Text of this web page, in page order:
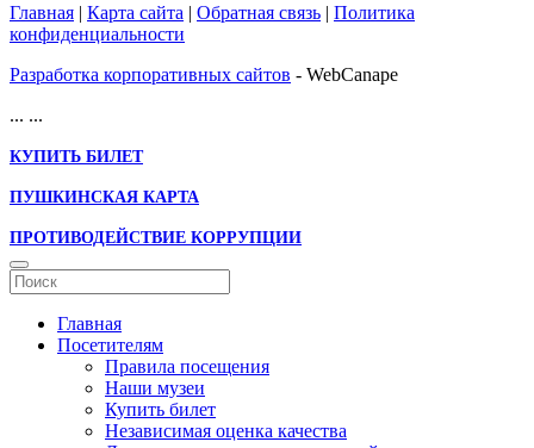
Главная | Карта сайта | Обратная связь | Политика
конфиденциальности
Разработка корпоративных сайтов - WebCanape
... ...
КУПИТЬ БИЛЕТ
ПУШКИНСКАЯ КАРТА
ПРОТИВОДЕЙСТВИЕ КОРРУПЦИИ
Главная
Посетителям
Правила посещения
Наши музеи
Купить билет
Независимая оценка качества